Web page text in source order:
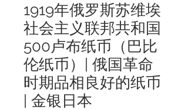
1919年俄罗斯苏维埃
社会主义联邦共和国
500卢布纸币（巴比
伦纸币）| 俄国革命
时期品相良好的纸币
| 金银日本